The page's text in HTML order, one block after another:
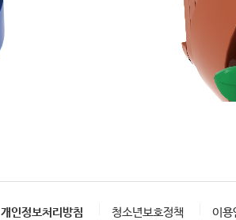
개인정보처리방침 청소년보호정책 이용